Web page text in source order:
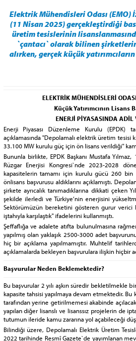
Elektrik Mühendisleri Odası (EMO)
(11 Nisan 2025) gerçekleştirdiği
üretim tesislerinin
`çantacı` olarak bilinen
alırken, gerçek küçük
ELEKTRİK MÜHENDİSLERİ
Küçük Yatırımcının
ENERJİ PİYASASINDA ADİL
Enerji Piyasası Düzenleme Kurulu (EPDK)
açıklamasında "Depolamalı elektrik üretim
33.100 MW kurulu güç için ön lisans verildiği"
Bununla birlikte, EPDK Başkanı Mustafa
Rüzgar Enerjisi Kongresi`nde 2023-2028
kapasitelerin tamamı için kurulu gücü 260
önlisans başvurusu aldıklarını açıklamıştı.
şirkete ayrıcalık tanımadıklarına dikkati çeken
şekilde ilerledi ve Türkiye‘nin enerjisini
Sektörümüzün bereketini gösteren gurur
iştahıyla karşılaştık" ifadelerini kullanmıştı.
Şeffaflığa ve adalete atıfta bulunulmasına
yapılmış olan yaklaşık 2500-3000 adet
hiç bir açıklama yapılmamıştır. Muhtelif
açıklamalarda bekleyen başvurulara ilişkin hiçbir
Başvurular Neden Beklemektedir?
Bu başvurular 2 yılı aşkın süredir bekletilmekle
kapasite tahsisi yapılmaya devam etmektedir.
tarafından yerine getirilmemesi akabinde
yapılan diğer lisanslı ve lisanssız projelerin de
tutumun ileride kamu zararına yol açabileceği
Bilindiği üzere, Depolamalı Elektrik Üretim
2022 tarihinde Resmî Gazete`de yayımlanan